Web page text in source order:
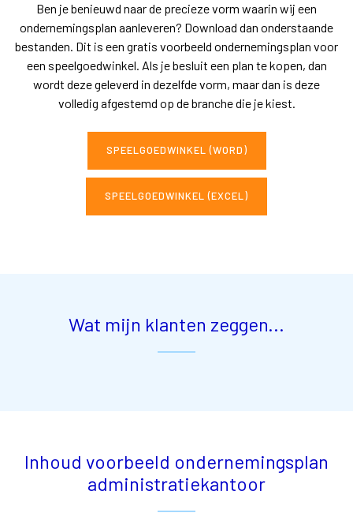
Ben je benieuwd naar de precieze vorm waarin wij een
ondernemingsplan aanleveren? Download dan onderstaande
bestanden. Dit is een gratis voorbeeld ondernemingsplan voor
een speelgoedwinkel. Als je besluit een plan te kopen, dan
wordt deze geleverd in dezelfde vorm, maar dan is deze
volledig afgestemd op de branche die je kiest.
SPEELGOEDWINKEL (WORD)
SPEELGOEDWINKEL (EXCEL)
Wat mijn klanten zeggen...
Inhoud voorbeeld ondernemingsplan
administratiekantoor